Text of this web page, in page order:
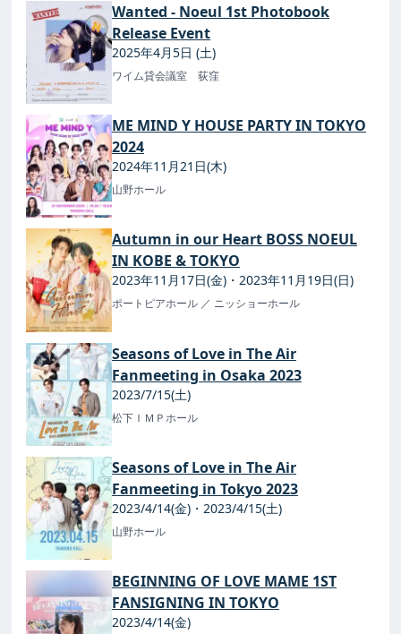
Wanted - Noeul 1st Photobook
Release Event
2025年4月5日 (土)
ワイム貸会議室 荻窪
ME MIND Y HOUSE PARTY IN TOKYO
2024
2024年11月21日(木)
山野ホール
Autumn in our Heart BOSS NOEUL
IN KOBE & TOKYO
2023年11月17日(金)・2023年11月19日(日)
ポートピアホール ／ ニッショーホール
Seasons of Love in The Air
Fanmeeting in Osaka 2023
2023/7/15(土)
松下ＩＭＰホール
Seasons of Love in The Air
Fanmeeting in Tokyo 2023
2023/4/14(金)・2023/4/15(土)
山野ホール
BEGINNING OF LOVE MAME 1ST
FANSIGNING IN TOKYO
2023/4/14(金)